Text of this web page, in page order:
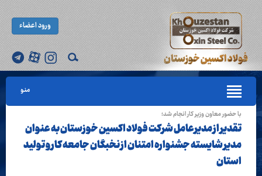
ورود اعضاء
منو
با حضور معاون وزیر کار انجام شد؛
تقدیر از مدیرعامل شرکت فولاد اکسین خوزستان به عنوان
مدیر شایسته جشنواره امتنان از نخبگان جامعه کار و تولید
استان